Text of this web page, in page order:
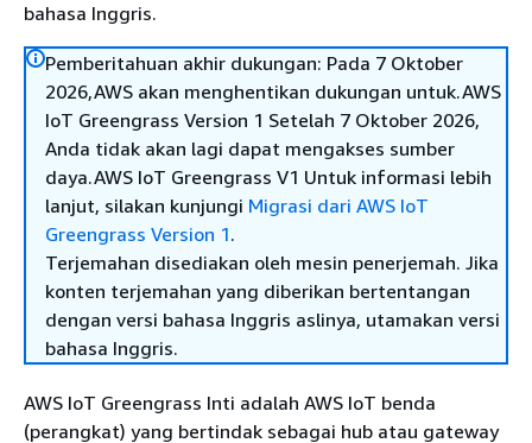
bahasa Inggris.
Pemberitahuan akhir dukungan: Pada 7 Oktober
2026,AWS akan menghentikan dukungan untuk.AWS
IoT Greengrass Version 1 Setelah 7 Oktober 2026,
Anda tidak akan lagi dapat mengakses sumber
daya.AWS IoT Greengrass V1 Untuk informasi lebih
lanjut, silakan kunjungi Migrasi dari AWS IoT
Greengrass Version 1.
Terjemahan disediakan oleh mesin penerjemah. Jika
konten terjemahan yang diberikan bertentangan
dengan versi bahasa Inggris aslinya, utamakan versi
bahasa Inggris.
AWS IoT Greengrass Inti adalah AWS IoT benda
(perangkat) yang bertindak sebagai hub atau gateway